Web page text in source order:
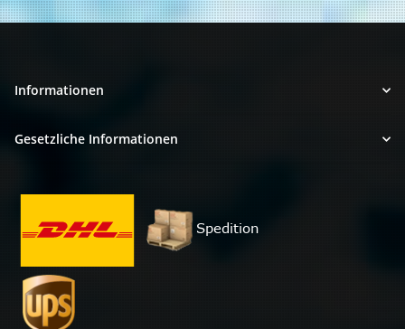
Informationen
Gesetzliche Informationen